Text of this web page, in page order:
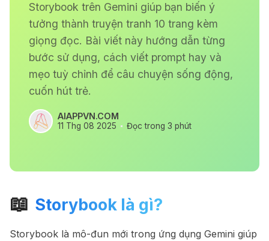
Storybook trên Gemini giúp bạn biến ý
tưởng thành truyện tranh 10 trang kèm
giọng đọc. Bài viết này hướng dẫn từng
bước sử dụng, cách viết prompt hay và
mẹo tuỳ chỉnh để câu chuyện sống động,
cuốn hút trẻ.
AIAPPVN.COM
11 Thg 08 2025 Đọc trong 3 phút
📖 Storybook là gì?
Storybook là mô-đun mới trong ứng dụng Gemini giúp